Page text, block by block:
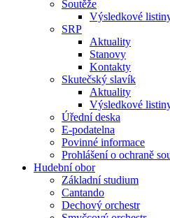
Soutěže
Výsledkové
SRP
Aktuality
Stanovy
Kontakty
Skutečský slavík
Aktuality
Výsledkové
Úřední deska
E-podatelna
Povinné informace
Prohlášení o ochraně
Hudební obor
Základní studium
Cantando
Dechový orchestr